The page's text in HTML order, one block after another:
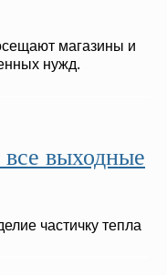
магазины и
нужд.
выходные
частичку тепла